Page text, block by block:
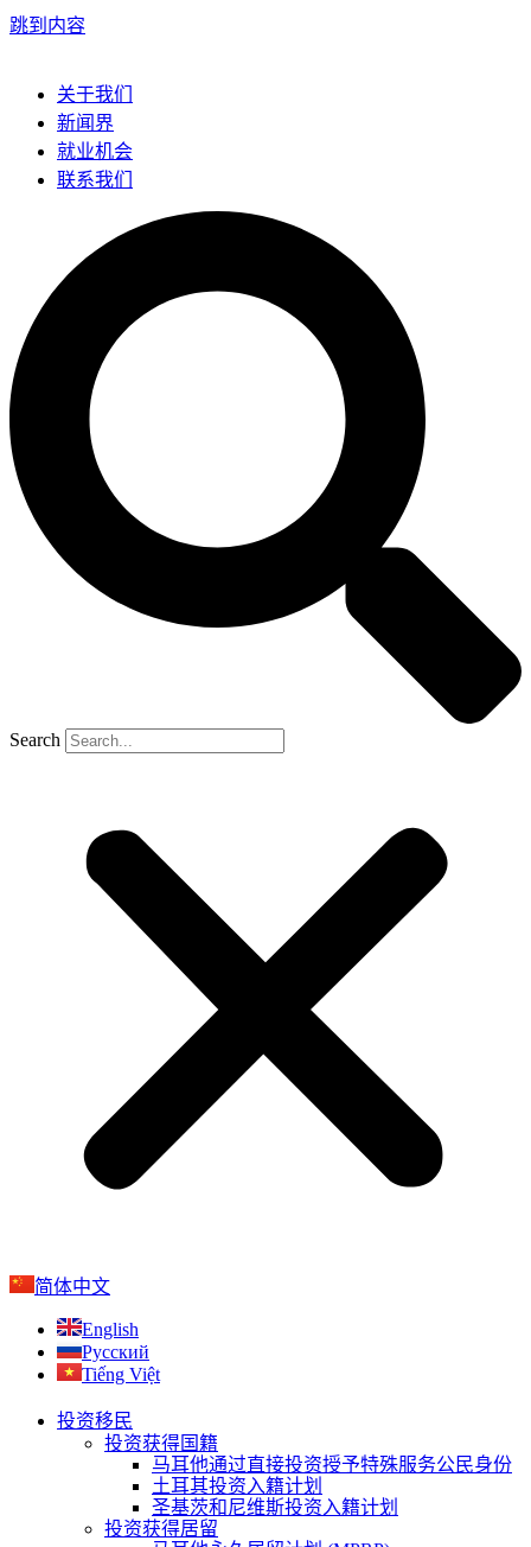
跳到内容
关于我们
新闻界
就业机会
联系我们
Search
简体中文
English
Русский
Tiếng Việt
投资移民
投资获得国籍
马耳他通过直接投资授予特殊服务公民身份
土耳其投资入籍计划
圣基茨和尼维斯投资入籍计划
投资获得居留